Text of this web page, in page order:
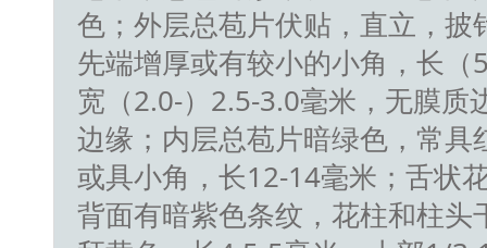
色；外层总苞片伏贴，直立，披
先端增厚或有较小的小角，长（
宽（2.0-）2.5-3.0毫米，无膜质
边缘；内层总苞片暗绿色，常具
或具小角，长12-14毫米；舌状
背面有暗紫色条纹，花柱和柱头